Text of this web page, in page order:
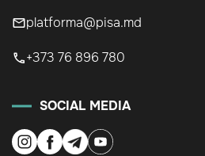
platforma@pisa.md
+373 76 896 780
SOCIAL MEDIA